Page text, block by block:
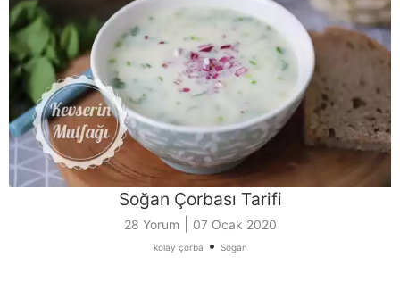
Soğan Çorbası Tarifi
28 Yorum 07 Ocak 2020
kolay çorba • Soğan